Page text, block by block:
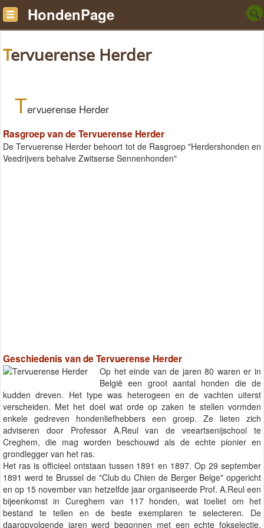
HondenPage
Tervuerense Herder
Tervuerense Herder
Rasgroep van de Tervuerense Herder
De Tervuerense Herder behoort tot de Rasgroep "Herdershonden en
Veedrijvers behalve Zwitserse Sennenhonden"
Geschiedenis van de Tervuerense Herder
Op het einde van de jaren 80 waren er in
België een groot aantal honden die de
kudden dreven. Het type was heterogeen en de vachten uiterst
verscheiden. Met het doel wat orde op zaken te stellen vormden
enkele gedreven hondenliefhebbers een groep. Ze lieten zich
adviseren door Professor A.Reul van de veeartsenijschool te
Creghem, die mag worden beschouwd als de echte pionier en
grondlegger van het ras.
Het ras is officieel ontstaan tussen 1891 en 1897. Op 29 september
1891 werd te Brussel de "Club du Chien de Berger Belge" opgericht
en op 15 november van hetzelfde jaar organiseerde Prof. A.Reul een
bijeenkomst in Cureghem van 117 honden, wat toeliet om het
bestand te tellen en de beste exemplaren te selecteren. De
daaropvolgende jaren werd begonnen met een echte fokselectie,